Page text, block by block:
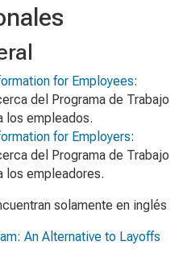
for Employees:
del Programa de Trabajo
los empleados.
for Employers:
del Programa de Trabajo
los empleadores.
solamente en inglés
An Alternative to Layoffs